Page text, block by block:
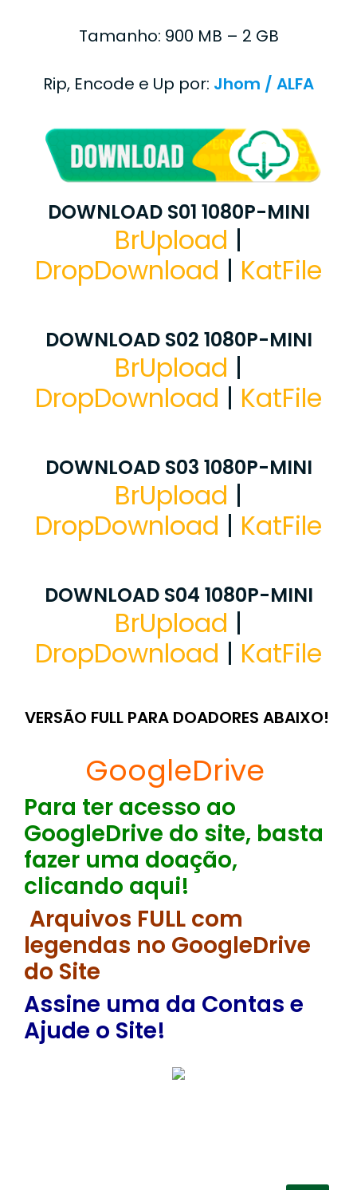
Tamanho: 900 MB – 2 GB
Rip, Encode e Up por: Jhom / ALFA
DOWNLOAD S01 1080P-MINI
BrUpload |
DropDownload | KatFile
DOWNLOAD S02 1080P-MINI
BrUpload |
DropDownload | KatFile
DOWNLOAD S03 1080P-MINI
BrUpload |
DropDownload | KatFile
DOWNLOAD S04 1080P-MINI
BrUpload |
DropDownload | KatFile
VERSÃO FULL PARA DOADORES ABAIXO!
GoogleDrive
Para ter acesso ao
GoogleDrive do site, basta
fazer uma doação,
clicando aqui!
Arquivos FULL com
legendas no GoogleDrive
do Site
Assine uma da Contas e
Ajude o Site!